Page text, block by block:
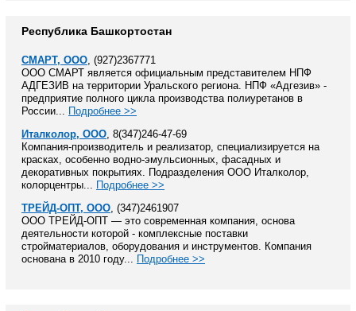
Республика Башкортостан
СМАРТ, ООО, (927)2367771
ООО СМАРТ является официальным представителем НПФ
АДГЕЗИВ на территории Уральского региона. НПФ «Адгезив» -
предприятие полного цикла производства полиуретанов в
России... Подробнее >>
Италколор, ООО, 8(347)246-47-69
Компания-производитель и реализатор, специализируется на
красках, особенно водно-эмульсионных, фасадных и
декоративных покрытиях. Подразделения ООО Италколор,
колорцентры... Подробнее >>
ТРЕЙД-ОПТ, ООО, (347)2461907
ООО ТРЕЙД-ОПТ — это современная компания, основа
деятельности которой - комплексные поставки
стройматериалов, оборудования и инструментов. Компания
основана в 2010 году... Подробнее >>